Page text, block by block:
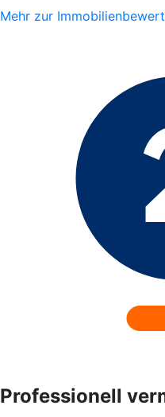
Mehr zur
Professionell